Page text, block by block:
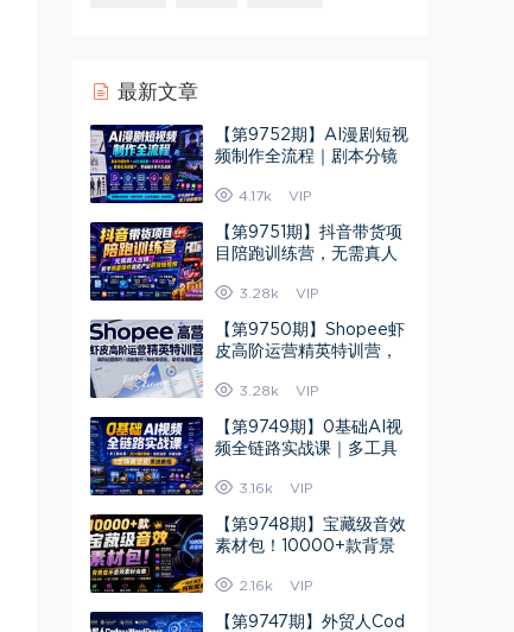
最新文章
【第9752期】AI漫剧短视
频制作全流程｜剧本分镜
落地4.17k VIP
【第9751期】抖音带货项
目陪跑训练营，无需真人
产出带货
3.28k VIP
【第9750期】Shopee虾
皮高阶运营精英特训营，
+转化率优化
3.28k VIP
【第9749期】0基础AI视
频全链路实战课｜多工具
营?剪辑
3.16k VIP
【第9748期】宝藏级音效
素材包！10000+款背景
片头婚礼会议
2.16k VIP
【第9747期】外贸人Cod